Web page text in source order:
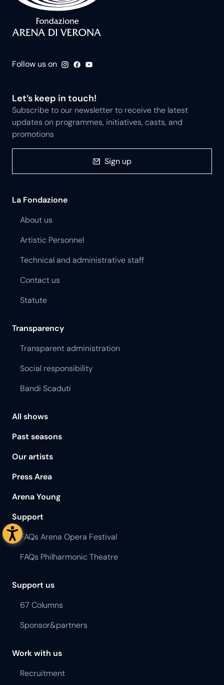
Follow us on
Let’s keep in touch!
Subscribe to our newsletter to receive the latest
updates on programmes, initiatives, casts, and
promotions
Sign up
La Fondazione
About us
Artistic Personnel
Technical and administrative staff
Contact us
Statute
Transparency
Transparent administration
Social responsibility
Bandi Scaduti
All shows
Past seasons
Our artists
Press Area
Arena Young
Support
FAQs Arena Opera Festival
FAQs Philharmonic Theatre
Support us
67 Columns
Sponsor&partners
Work with us
Recruitment